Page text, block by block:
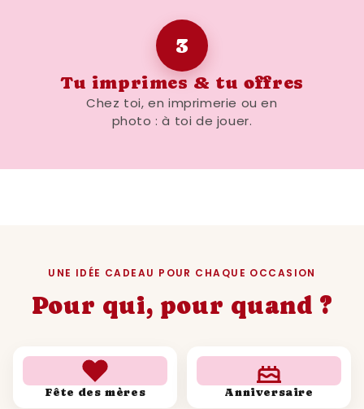
3
Tu imprimes & tu offres
Chez toi, en imprimerie ou en
photo : à toi de jouer.
UNE IDÉE CADEAU POUR CHAQUE OCCASION
Pour qui, pour quand ?
Fête des mères Anniversaire